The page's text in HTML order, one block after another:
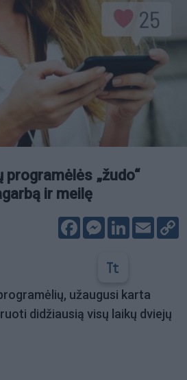
programėlės „žudo“
ir meilę
FacebookMessenger
LinkedIn
Email
užaugusi karta
didžiausią visų laikų dviejų